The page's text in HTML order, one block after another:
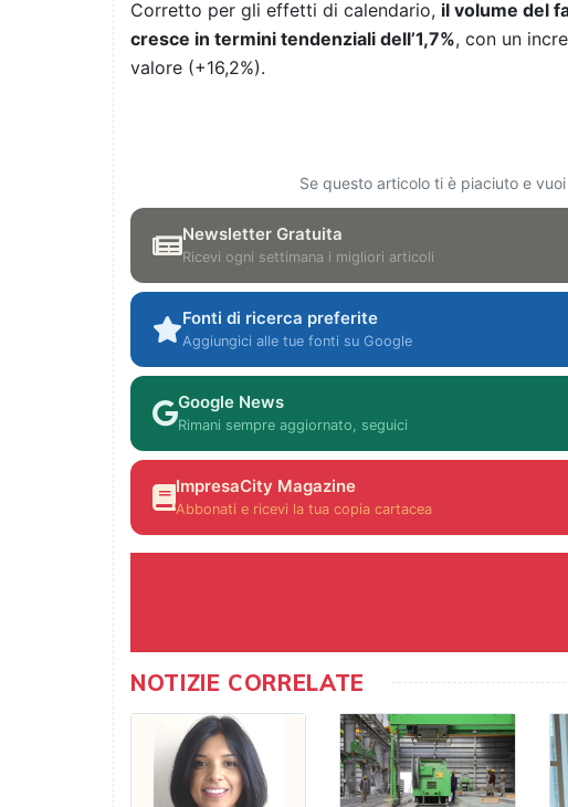
Corretto per gli effetti di calendario, il volume del
cresce in termini tendenziali dell’1,7%, con un
valore (+16,2%).
Se questo articolo ti è piaciuto e
Newsletter Gratuita
Ricevi ogni settimana i migliori articoli
Fonti di ricerca preferite
Aggiungici alle tue fonti su Google
Google News
Rimani sempre aggiornato, seguici
ImpresaCity Magazine
Abbonati e ricevi la tua copia cartacea
NOTIZIE CORRELATE